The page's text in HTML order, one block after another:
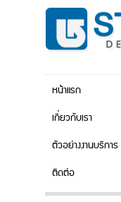
หน้าแรก
เกี่ยวกับเรา
ตัวอย่างงานบริการ
ติดต่อ